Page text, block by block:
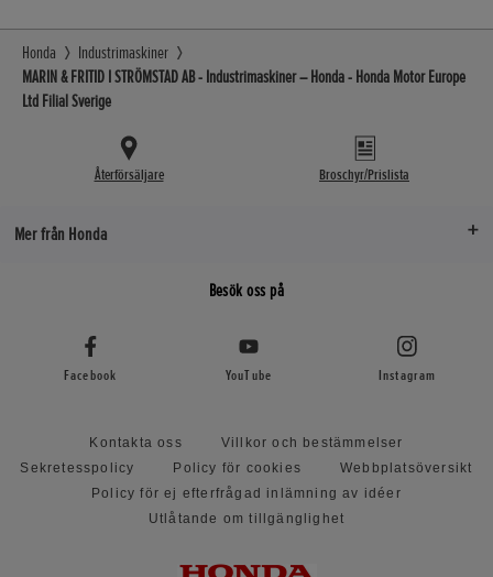
Honda
Industrimaskiner
MARIN & FRITID I STRÖMSTAD AB - Industrimaskiner – Honda - Honda Motor Europe
Ltd Filial Sverige
Återförsäljare Broschyr/Prislista
Mer från Honda
Besök oss på
Facebook YouTube Instagram
Kontakta oss
Villkor och bestämmelser
Sekretesspolicy
Policy för cookies
Webbplatsöversikt
Policy för ej efterfrågad inlämning av idéer
Utlåtande om tillgänglighet